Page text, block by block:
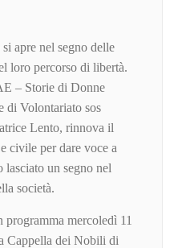
apre nel segno delle
loro percorso di libertà.
– Storie di Donne
di Volontariato sos
Lento, rinnova il
civile per dare voce a
un segno nel
società.
mercoledì 11
Cappella dei Nobili di